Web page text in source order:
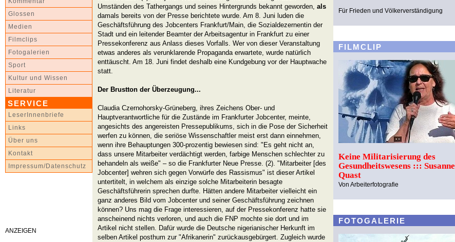
Glossen
Medien
Filmclips
Fotogalerien
Sport
Kultur und Wissen
Literatur
SERVICE
LeserInnenbriefe
Links
Über uns
Kontakt
Impressum/Datenschutz
ANZEIGEN
Umständen des Tathergangs und seines Hintergrunds bekannt geworden, als
damals bereits von der Presse berichtete wurde. Am 8. Juni luden die
Geschäftsführung des Jobcenters Frankfurt/Main, die Sozialdezernentin der
Stadt und ein leitender Beamter der Arbeitsagentur in Frankfurt zu einer
Pressekonferenz aus Anlass dieses Vorfalls. Wer von dieser Veranstaltung
etwas anderes als verunklarende Propaganda erwartete, wurde natürlich
enttäuscht. Am 18. Juni findet deshalb eine Kundgebung vor der Hauptwache
statt.
Der Brustton der Überzeugung...
Claudia Czernohorsky-Grüneberg, ihres Zeichens Ober- und
Hauptverantwortliche für die Zustände im Frankfurter Jobcenter, meinte,
angesichts des angereisten Pressepublikums, sich in die Pose der Sicherheit
werfen zu können, die seriöse Wissenschaftler meist erst dann einnehmen,
wenn ihre Behauptungen 300-prozentig bewiesen sind: "Es geht nicht an,
dass unsere Mitarbeiter verdächtigt werden, farbige Menschen schlechter zu
behandeln als weiße" – so die Frankfurter Neue Presse. (2). "Mitarbeiter [des
Jobcenter] wehren sich gegen Vorwürfe des Rassismus" ist dieser Artikel
untertitelt, in welchem als einzige solche Mitarbeiterin besagte
Geschäftsführerin sprechen durfte. Hätten andere Mitarbeiter vielleicht ein
ganz anderes Bild vom Jobcenter und seiner Geschäftsführung zeichnen
können? Uns mag die Frage interessieren, auf der Pressekonferenz hatte sie
anscheinend nichts verloren, und auch die FNP mochte sie dort und im
Artikel nicht stellen. Dafür wurde die Deutsche nigerianischer Herkunft im
selben Artikel posthum zur "Afrikanerin" zurückausgebürgert. Zugleich wurde
Für Frieden und Völkerverständigung
FILMCLIP
Keine Militarisierung des
Gesundheitswesens ::: Susanne
Quast
Von Arbeiterfotografie
FOTOGALERIE